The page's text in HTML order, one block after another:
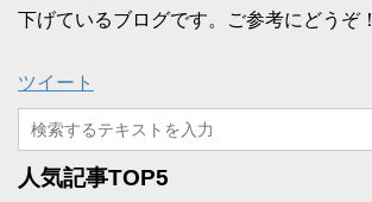
下げているブログです。ご参考にどうぞ！
ツイート
人気記事TOP5